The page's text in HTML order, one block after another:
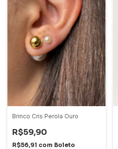
Brinco Cris Perola Ouro
R$59,90
R$56,91 com Boleto